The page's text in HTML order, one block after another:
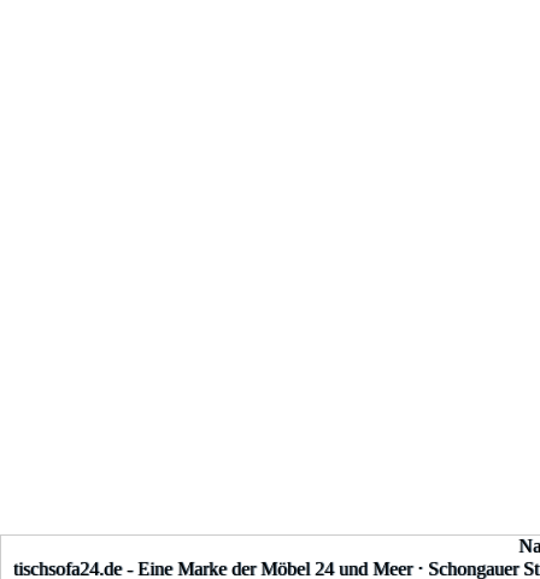
tischsofa24.de - Eine Marke der Möbel 24 und Meer ⋅ Schongauer